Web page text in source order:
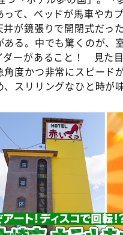
って、ベッドが馬車やカ
が鏡張りで開閉式だっ
ある。中でも驚くのが、
ダーがあること！ 見た
角度かつ非常にスピード
スリリングなひと時が